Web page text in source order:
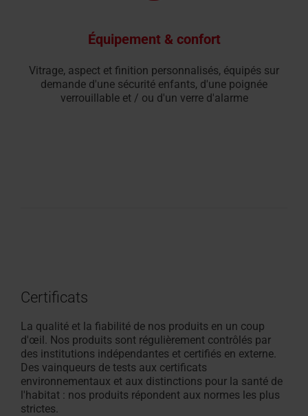
Équipement & confort
Vitrage, aspect et finition personnalisés, équipés sur
demande d'une sécurité enfants, d'une poignée
verrouillable et / ou d'un verre d'alarme
Certificats
La qualité et la fiabilité de nos produits en un coup
d'œil. Nos produits sont régulièrement contrôlés par
des institutions indépendantes et certifiés en externe.
Des vainqueurs de tests aux certificats
environnementaux et aux distinctions pour la santé de
l'habitat : nos produits répondent aux normes les plus
strictes.